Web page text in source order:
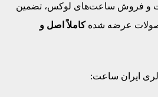
و فروش ساعت‌های لوکس، تضمین
عرضه شدهکاملاً اصل و
ایران ساعت: